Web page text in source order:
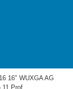
16″ WUXGA AG
11 Prof.